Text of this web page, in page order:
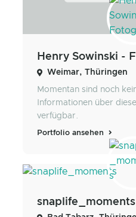
Henry Sowinski -
Weimar, Thüringen
Momentan sind noch
Informationen über
verfügbar.
Portfolio ansehen
snaplife_moments